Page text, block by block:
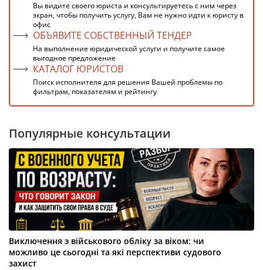
Вы видите своего юриста и консультируетесь с ним через
экран, чтобы получить услугу, Вам не нужно идти к юристу в
офис
ОБЪЯВИТЕ СОБСТВЕННЫЙ ТЕНДЕР
На выполнение юридической услуги и получите самое
выгодное предложение
КАТАЛОГ ЮРИСТОВ
Поиск исполнителя для решения Вашей проблемы по
фильтрам, показателям и рейтингу
Популярные консультации
Виключення з військового обліку за віком: чи
можливо це сьогодні та які перспективи судового
захист